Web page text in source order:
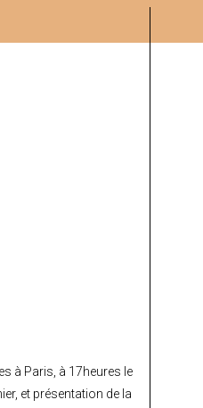
à Paris, à 17heures le
et présentation de la